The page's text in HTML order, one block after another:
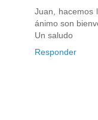
Juan, hacemos
ánimo son
Un saludo
Responder